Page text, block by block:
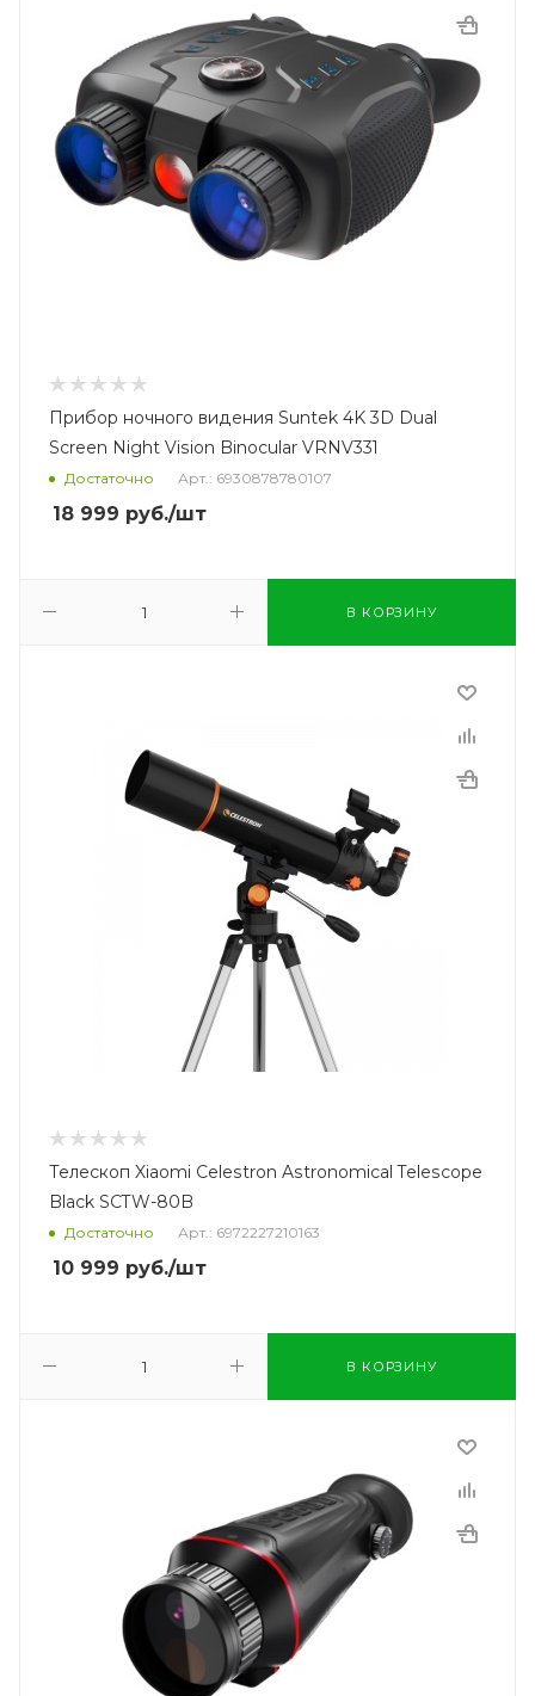
Прибор ночного видения Suntek 4K 3D Dual
Screen Night Vision Binocular VRNV331
Достаточно Арт.: 6930878780107
18 999 руб./шт
В КОРЗИНУ
Телескоп Xiaomi Celestron Astronomical Telescope
Black SCTW-80B
Достаточно Арт.: 6972227210163
10 999 руб./шт
В КОРЗИНУ